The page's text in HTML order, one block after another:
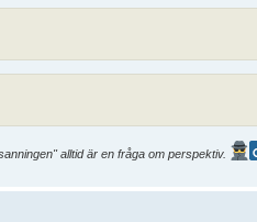
alltid är en fråga om perspektiv.